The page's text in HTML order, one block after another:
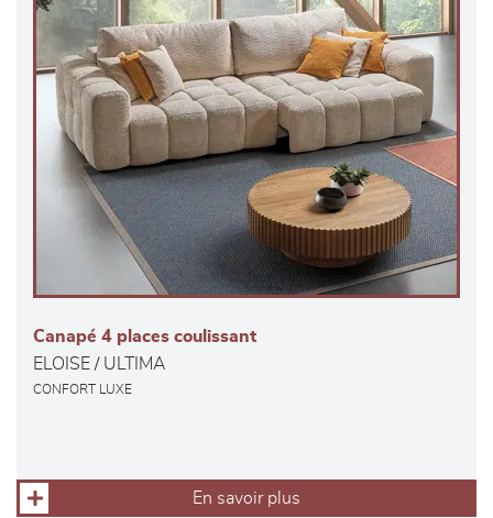
Canapé 4 places coulissant
ELOISE / ULTIMA
CONFORT LUXE
En savoir plus